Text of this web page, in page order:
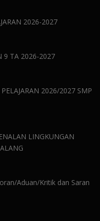
2026-2027
9 TA 2026-2027
2026/2027 SMP
LINGKUNGAN
Aduan/Kritik dan Saran